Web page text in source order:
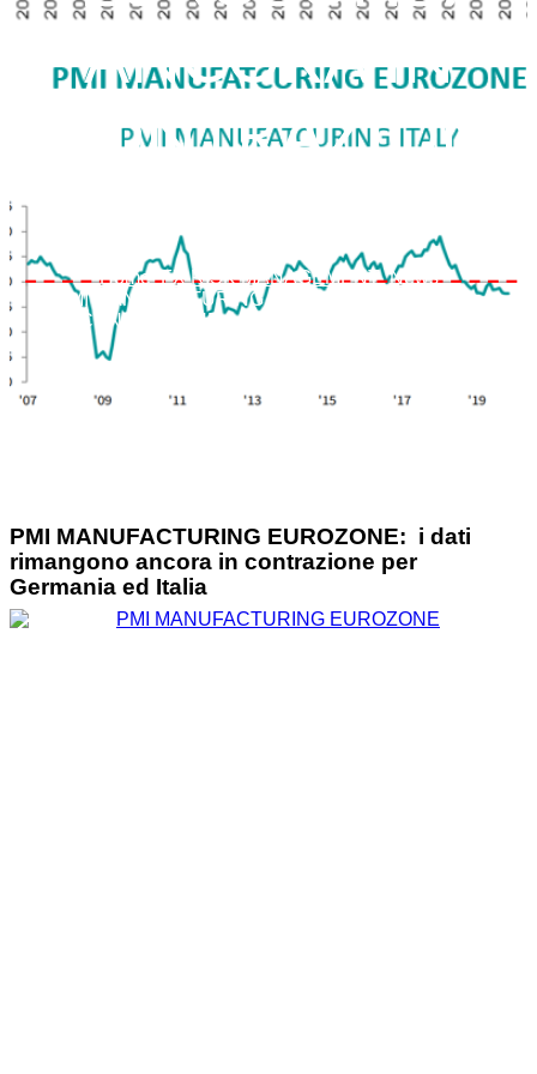
ANCORA IN
CONTRAZION
Home FX RISK MANAGEMENT News
PMI MANUFACTURING EUROZONE: ANCORA
IN CONTRAZIONE
PMI MANUFACTURING EUROZONE: i dati
rimangono ancora in contrazione per
Germania ed Italia